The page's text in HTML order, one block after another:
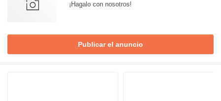
¡Hagalo con nosotros!
Publicar el anuncio